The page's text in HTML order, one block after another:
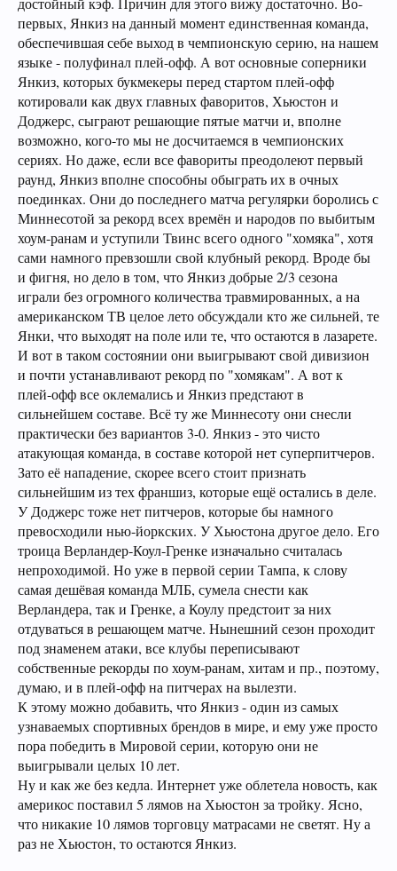
первых, Янкиз на данный момент единственная команда,
обеспечившая себе выход в чемпионскую серию, на нашем
языке - полуфинал плей-офф. А вот основные соперники
Янкиз, которых букмекеры перед стартом плей-офф
котировали как двух главных фаворитов, Хьюстон и
Доджерс, сыграют решающие пятые матчи и, вполне
возможно, кого-то мы не досчитаемся в чемпионских
сериях. Но даже, если все фавориты преодолеют первый
раунд, Янкиз вполне способны обыграть их в очных
поединках. Они до последнего матча регулярки боролись с
Миннесотой за рекорд всех времён и народов по выбитым
хоум-ранам и уступили Твинс всего одного "хомяка", хотя
сами намного превзошли свой клубный рекорд. Вроде бы
и фигня, но дело в том, что Янкиз добрые 2/3 сезона
играли без огромного количества травмированных, а на
американском ТВ целое лето обсуждали кто же сильней, те
Янки, что выходят на поле или те, что остаются в лазарете.
И вот в таком состоянии они выигрывают свой дивизион
и почти устанавливают рекорд по "хомякам". А вот к
плей-офф все оклемались и Янкиз предстают в
сильнейшем составе. Всё ту же Миннесоту они снесли
практически без вариантов 3-0. Янкиз - это чисто
атакующая команда, в составе которой нет суперпитчеров.
Зато её нападение, скорее всего стоит признать
сильнейшим из тех франшиз, которые ещё остались в деле.
У Доджерс тоже нет питчеров, которые бы намного
превосходили нью-йоркских. У Хьюстона другое дело. Его
троица Верландер-Коул-Гренке изначально считалась
непроходимой. Но уже в первой серии Тампа, к слову
самая дешёвая команда МЛБ, сумела снести как
Верландера, так и Гренке, а Коулу предстоит за них
отдуваться в решающем матче. Нынешний сезон проходит
под знаменем атаки, все клубы переписывают
собственные рекорды по хоум-ранам, хитам и пр., поэтому,
думаю, и в плей-офф на питчерах на вылезти.
К этому можно добавить, что Янкиз - один из самых
узнаваемых спортивных брендов в мире, и ему уже просто
пора победить в Мировой серии, которую они не
выигрывали целых 10 лет.
Ну и как же без кедла. Интернет уже облетела новость, как
америкос поставил 5 лямов на Хьюстон за тройку. Ясно,
что никакие 10 лямов торговцу матрасами не светят. Ну а
раз не Хьюстон, то остаются Янкиз.